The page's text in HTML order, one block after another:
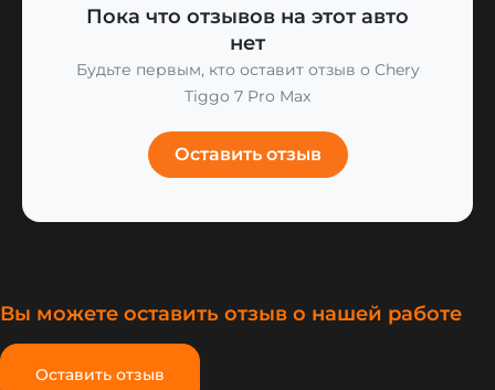
Вы можете оставить отзыв о нашей работе
Оставить отзыв
Пока что отзывов на этот авто
нет
Будьте первым, кто оставит отзыв о Chery
Tiggo 7 Pro Max
Оставить отзыв